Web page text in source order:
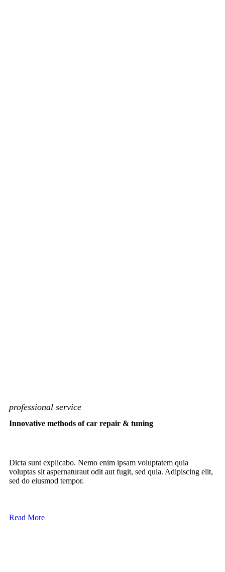
professional service
Innovative methods of car repair & tuning
Dicta sunt explicabo. Nemo enim ipsam voluptatem quia
voluptas sit aspernaturaut odit aut fugit, sed quia. Adipiscing elit,
sed do eiusmod tempor.
Read More